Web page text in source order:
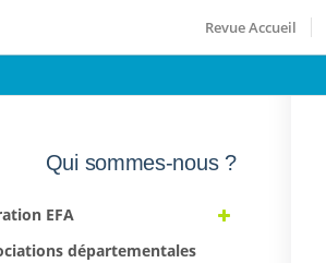
Revue Accueil
Qui sommes-nous ?
EFA
départementales